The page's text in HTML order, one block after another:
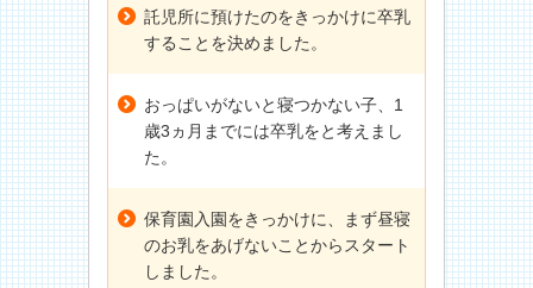
託児所に預けたのをきっかけに卒乳
することを決めました。
おっぱいがないと寝つかない子、1
歳3ヵ月までには卒乳をと考えまし
た。
保育園入園をきっかけに、まず昼寝
のお乳をあげないことからスタート
しました。